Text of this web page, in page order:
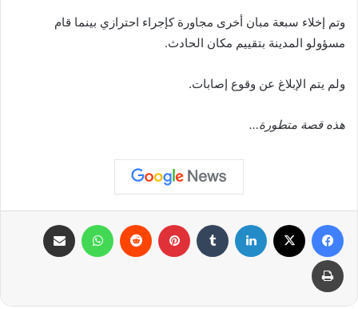
وتم إخلاء سبعة مبان أخرى مجاورة كإجراء احترازي بينما قام
مسؤولو المدينة بتقييم مكان الحادث.
ولم يتم الإبلاغ عن وقوع إصابات.
هذه قصة متطورة…
فيسبوك لينكدإن بينتيريست واتساب
طباعة